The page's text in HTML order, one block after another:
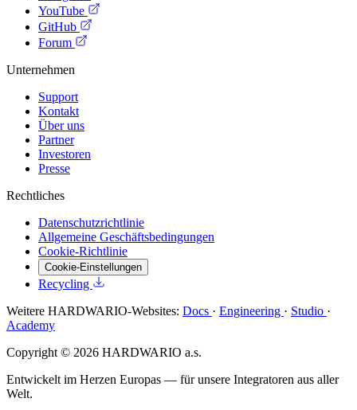
YouTube
GitHub
Forum
Unternehmen
Support
Kontakt
Über uns
Partner
Investoren
Presse
Rechtliches
Datenschutzrichtlinie
Allgemeine Geschäftsbedingungen
Cookie-Richtlinie
Cookie-Einstellungen
Recycling
Weitere HARDWARIO-Websites: Docs · Engineering · Studio ·
Academy
Copyright © 2026 HARDWARIO a.s.
Entwickelt im Herzen Europas — für unsere Integratoren aus aller
Welt.